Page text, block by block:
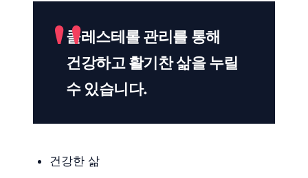
콜레스테롤 관리를 통해
건강하고 활기찬 삶을 누릴
수 있습니다.
건강한 삶